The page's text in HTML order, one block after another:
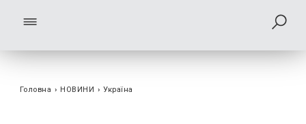
Головна › НОВИНИ › Україна